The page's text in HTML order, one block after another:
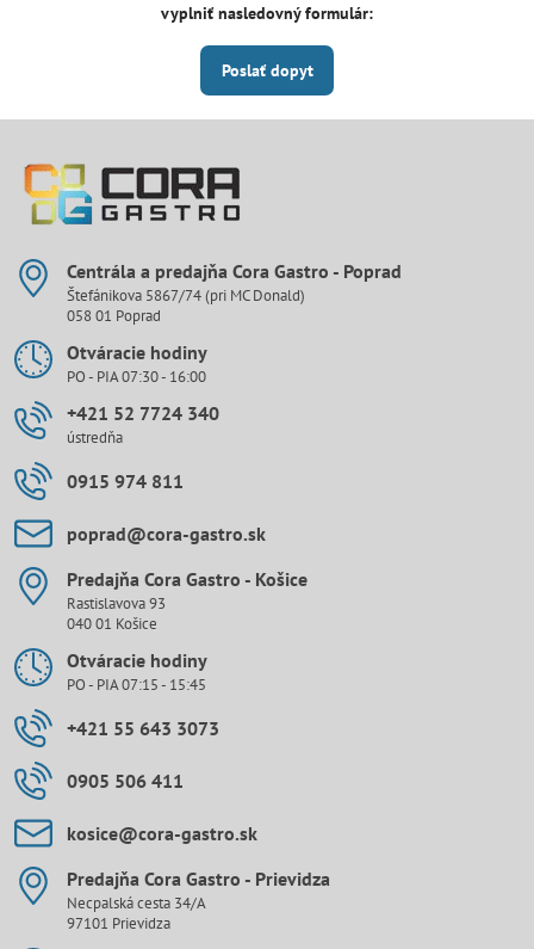
vyplniť nasledovný formulár:
Poslať dopyt
Centrála a predajňa Cora Gastro - Poprad
Štefánikova 5867/74 (pri MC Donald)
058 01 Poprad
Otváracie hodiny
PO - PIA 07:30 - 16:00
+421 52 7724 340
ústredňa
0915 974 811
poprad​@cora-gastro​.sk
Predajňa Cora Gastro - Košice
Rastislavova 93
040 01 Košice
Otváracie hodiny
PO - PIA 07:15 - 15:45
+421 55 643 3073
0905 506 411
kosice​@cora-gastro​.sk
Predajňa Cora Gastro - Prievidza
Necpalská cesta 34/A
97101 Prievidza